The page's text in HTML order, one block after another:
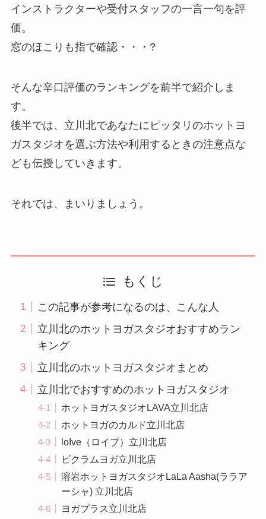
インストラクターや受付スタッフの一言一句を評
価。
窓のほこりも指で確認・・・?
そんな辛口評価のランキングを前半で紹介しま
す。
後半では、立川北であなたにピッタリのホットヨ
ガスタジオを選ぶ方法や利用するときの注意点な
ども伝授していきます。
それでは、まいりましょう。
もくじ
この記事が参考になるのは、こんな人
立川北のホットヨガスタジオおすすめラン
キング
立川北のホットヨガスタジオまとめ
立川北でおすすめのホットヨガスタジオ
ホットヨガスタジオLAVA立川北店
ホットヨガのカルド立川北店
loIve（ロイブ）立川北店
ビクラムヨガ立川北店
溶岩ホットヨガスタジオLaLa Aasha(ララア
ーシャ) 立川北店
ヨガプラス立川北店